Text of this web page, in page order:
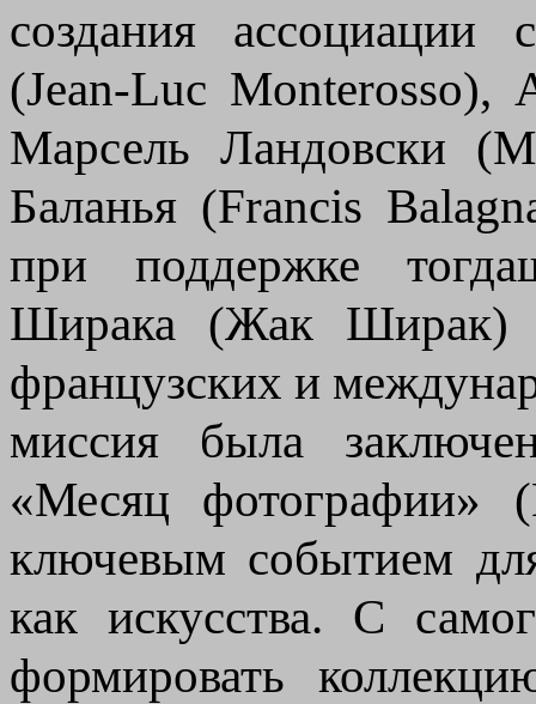
создания
(Jean-Luc
Марсель Ландовски
Баланья (Francis
при поддержке
Ширака (Жак Ширак)
французских и
миссия была
«Месяц фотографии»
ключевым событием
как искусства. С
формировать